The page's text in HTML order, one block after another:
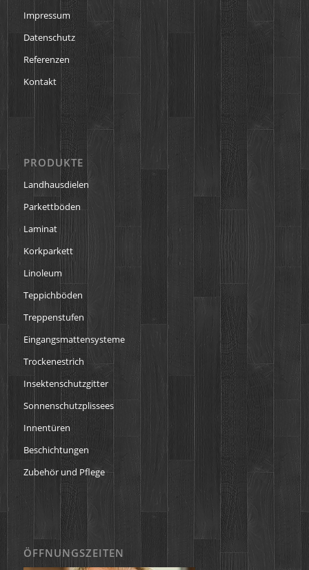
Impressum
Datenschutz
Referenzen
Kontakt
PRODUKTE
Landhausdielen
Parkettböden
Laminat
Korkparkett
Linoleum
Teppichböden
Treppenstufen
Eingangsmattensysteme
Trockenestrich
Insektenschutzgitter
Sonnenschutzplissees
Innentüren
Beschichtungen
Zubehör und Pflege
ÖFFNUNGSZEITEN